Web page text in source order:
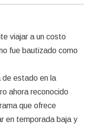
viajar a un costo
fue bautizado como
de estado en la
ahora reconocido
que ofrece
en temporada baja y